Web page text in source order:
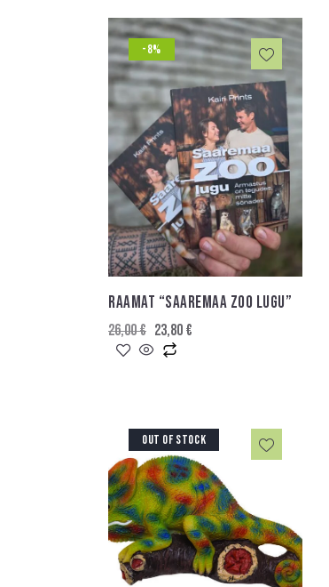
-8%
RAAMAT “SAAREMAA ZOO LUGU”
26,00€ 23,80€
OUT OF STOCK